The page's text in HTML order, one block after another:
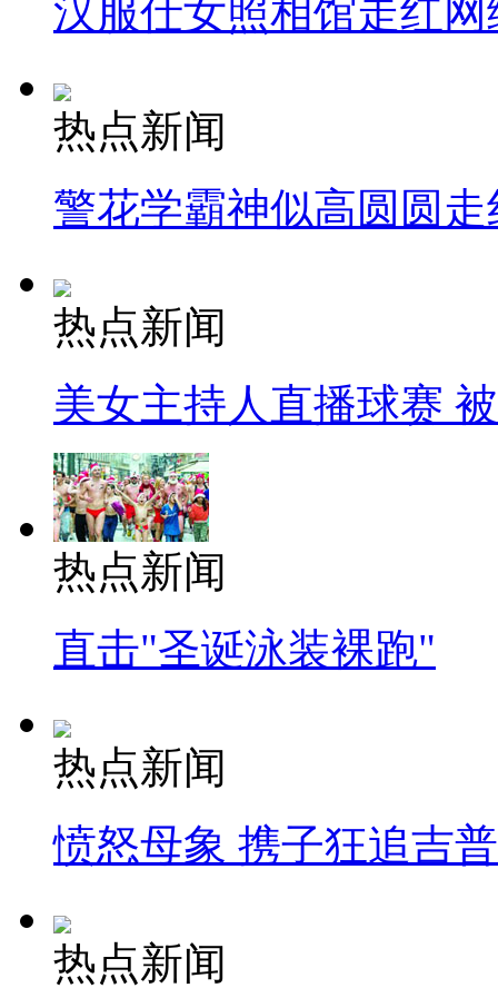
汉服仕女照相馆走红网
热点新闻
警花学霸神似高圆圆走
热点新闻
美女主持人直播球赛
热点新闻
直击"圣诞泳装裸跑"
热点新闻
愤怒母象 携子狂追吉
热点新闻